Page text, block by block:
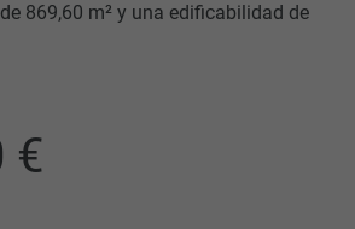
869,60 m² y una edificabilidad de
€